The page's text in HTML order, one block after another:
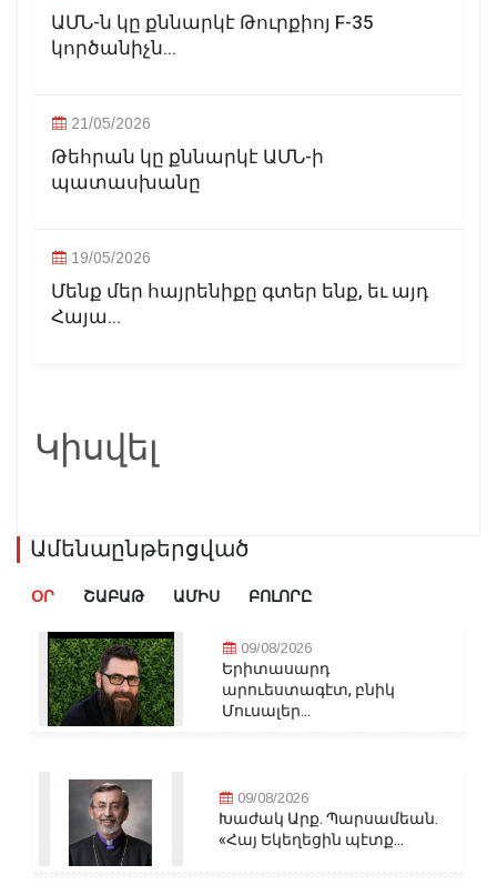
ԱՄՆ-ն կը քննարկէ Թուրքիոյ F-35
կործանիչն...
21/05/2026
Թեհրան կը քննարկէ ԱՄՆ-ի
պատասխանը
19/05/2026
Մենք մեր հայրենիքը գտեր ենք, եւ այդ
Հայա...
Կիսվել
Ամենաընթերցված
ՕՐ ՇԱԲԱԹ ԱՄԻՍ ԲՈԼՈՐԸ
09/08/2026
Երիտասարդ
արուեստագէտ, բնիկ
Մուսալեր...
09/08/2026
Խաժակ Արք. Պարսամեան.
«Հայ Եկեղեցին պէտք...